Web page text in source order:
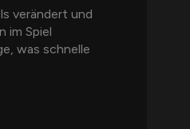
verändert und
im Spiel
was schnelle